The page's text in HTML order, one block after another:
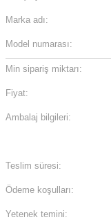
Marka adı:
Model numarası:
Min sipariş miktarı:
Fiyat:
Ambalaj bilgileri:
Teslim süresi:
Ödeme koşulları:
Yetenek temini: